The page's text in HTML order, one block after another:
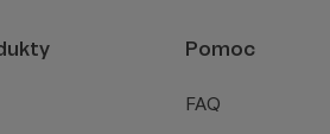
Pomoc
FAQ